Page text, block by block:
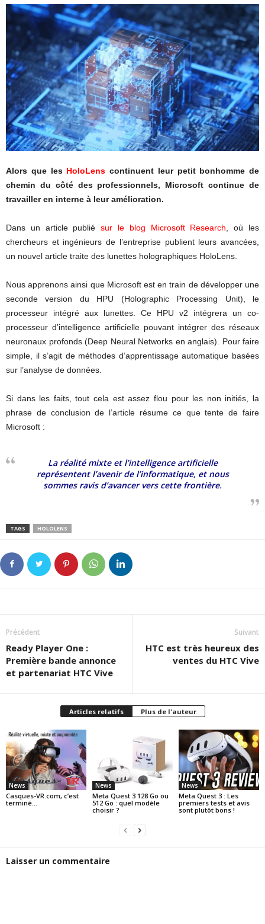
Alors que les HoloLens continuent leur petit bonhomme de
chemin du côté des professionnels, Microsoft continue de
travailler en interne à leur amélioration.
Dans un article publiésur le blog Microsoft Research , où les
chercheurs et ingénieurs de l’entreprise publient leurs avancées,
un nouvel article traite des lunettes holographiques HoloLens.
Nous apprenons ainsi que Microsoft est en train de développer une
seconde version du HPU (Holographic Processing Unit), le
processeur intégré aux lunettes. Ce HPU v2 intégrera un co-
processeur d’intelligence artificielle pouvant intégrer des réseaux
neuronaux profonds (Deep Neural Networks en anglais). Pour faire
simple, il s’agit de méthodes d’apprentissage automatique basées
sur l’analyse de données.
Si dans les faits, tout cela est assez flou pour les non initiés, la
phrase de conclusion de l’article résume ce que tente de faire
Microsoft :
La réalité mixte et l’intelligence artificielle
représentent l’avenir de l’informatique, et nous
sommes ravis d’avancer vers cette frontière.
TAGS HOLOLENS
Précédent
Ready Player One :
Première bande annonce
et partenariat HTC Vive
Suivant
HTC est très heureux des
ventes du HTC Vive
Articles relatifs Plus de l'auteur
News
Casques-VR.com, c’est
terminé…
News
Meta Quest 3 128 Go ou
512 Go : quel modèle
choisir ?
News
Meta Quest 3 : Les
premiers tests et avis
sont plutôt bons !
Laisser un commentaire